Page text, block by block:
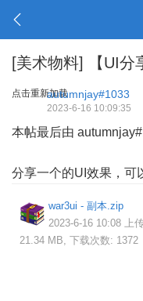
[美术物料] 【UI分
点击重新加载autumnjay#1033
2023-6-16 10:09:35
本帖最后由
分享一个的UI效果，可
war3ui - 副本.zip
2023-6-16 10:08 上
21.34 MB, 下载次数: 1372